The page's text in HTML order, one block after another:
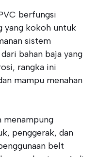
berfungsi
yang kokoh untuk
sistem
bahan baja yang
rangka ini
mampu menahan
menampung
penggerak, dan
belt